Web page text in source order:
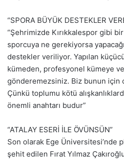
“SPORA BÜYÜK DESTEKLER
“Şehrimizde Kırıkkalespor gibi
sporcuya ne gerekiyorsa
destekler veriliyor. Yapılan
kümeden, profesyonel kümeye
gönderemezsiniz. Biz bunun için
Çünkü toplumu kötü
önemli anahtarı budur”
“ATALAY ESERİ İLE ÖVÜNSÜN”
Son olarak Ege Üniversitesi’nde
şehit edilen Fırat Yılmaz